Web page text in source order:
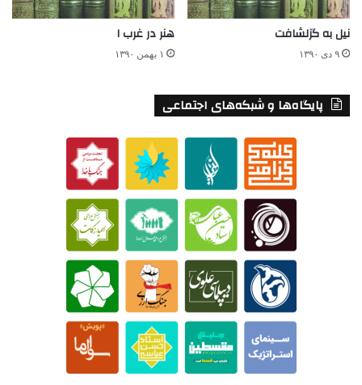
نیل به گزلشافت
۹ دی ۱۳۹۰
هنر در غرب ۱
۱ بهمن ۱۳۹۰
پایگاه‌ها و شبکه‌های اجتماعی